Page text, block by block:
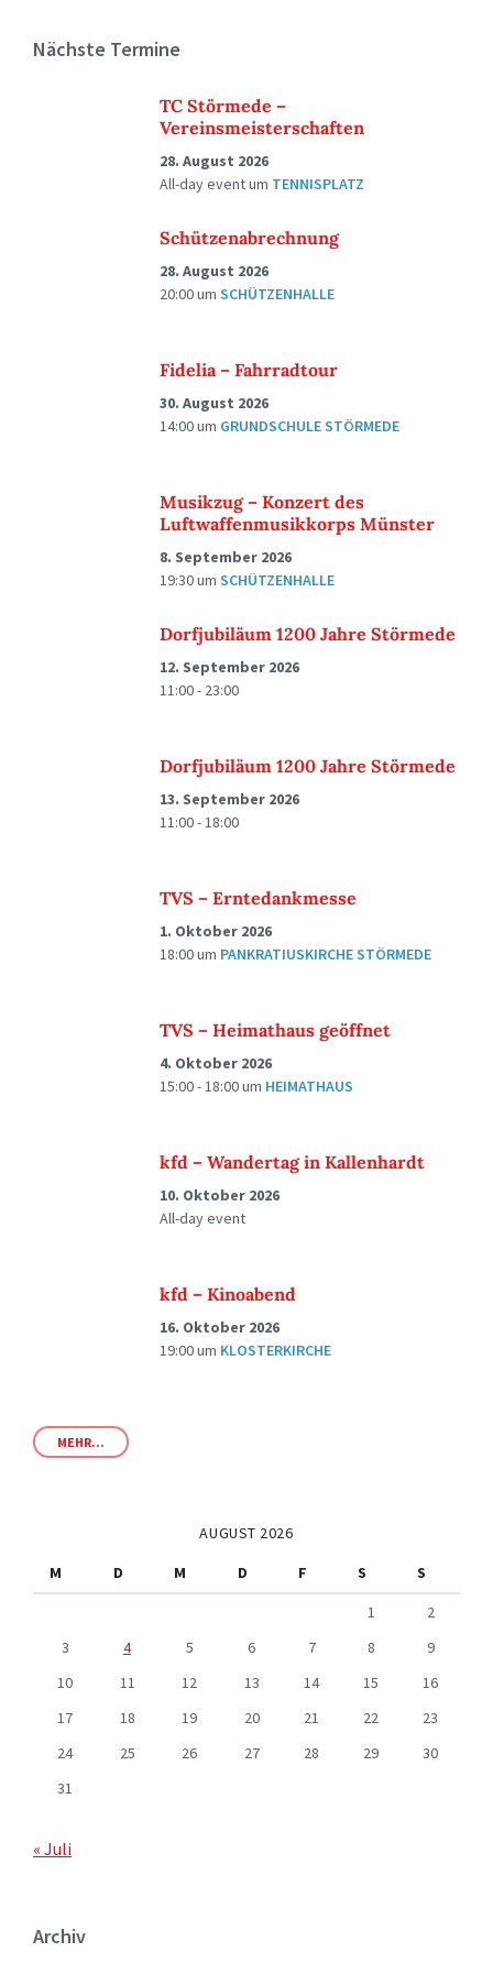
Nächste Termine
TC Störmede –
Vereinsmeisterschaften
28. August 2026
All-day eventum TENNISPLATZ
Schützenabrechnung
28. August 2026
20:00um SCHÜTZENHALLE
Fidelia – Fahrradtour
30. August 2026
14:00um GRUNDSCHULE STÖRMEDE
Musikzug – Konzert des
Luftwaffenmusikkorps Münster
8. September 2026
19:30um SCHÜTZENHALLE
Dorfjubiläum 1200 Jahre Störmede
12. September 2026
11:00 - 23:00
Dorfjubiläum 1200 Jahre Störmede
13. September 2026
11:00 - 18:00
TVS – Erntedankmesse
1. Oktober 2026
18:00um PANKRATIUSKIRCHE STÖRMEDE
TVS – Heimathaus geöffnet
4. Oktober 2026
15:00 - 18:00um HEIMATHAUS
kfd – Wandertag in Kallenhardt
10. Oktober 2026
All-day event
kfd – Kinoabend
16. Oktober 2026
19:00um KLOSTERKIRCHE
MEHR...
AUGUST 2026
M
D M D F S
S
1
2
3
4 5 6 7 8
9
10
11 12 13 14 15
16
17
18 19 20 21 22
23
24
25 26 27 28 29
30
31
« Juli
Archiv